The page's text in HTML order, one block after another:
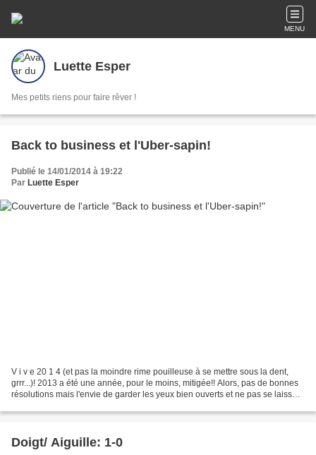
MENU
Luette Esper
Mes petits riens pour faire rêver !
Back to business et l'Uber-sapin!
Publié le 14/01/2014 à 19:22
Par Luette Esper
V i v e 20 1 4 (et pas la moindre rime pouilleuse à se mettre sous la dent,
grrr...)! 2013 a été une année, pour le moins, mitigée!! Alors, pas de bonnes
résolutions mais l'envie de garder les yeux bien ouverts et ne pas se laisser
Doigt/ Aiguille: 1-0